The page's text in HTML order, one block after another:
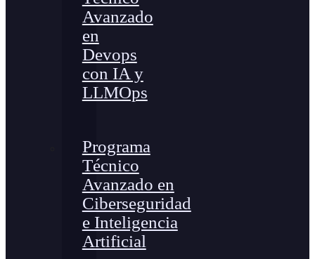
Avanzado
en
Devops
con IA y
LLMOps
Programa
Técnico
Avanzado en
Ciberseguridad
e Inteligencia
Artificial